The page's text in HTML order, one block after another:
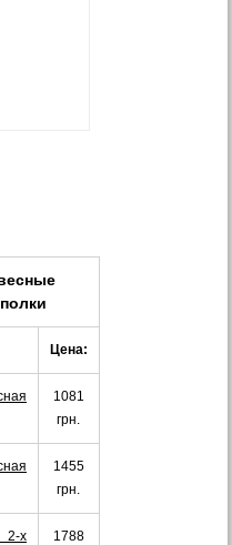
Цена:
1081
грн.
1455
грн.
2-х
1788